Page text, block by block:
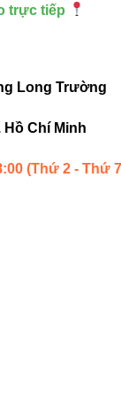
Đèn led
Đèn nhà
Đèn led rọi
trực tiếp
Long Trường
Chí Minh
(Thứ 2 - Thứ